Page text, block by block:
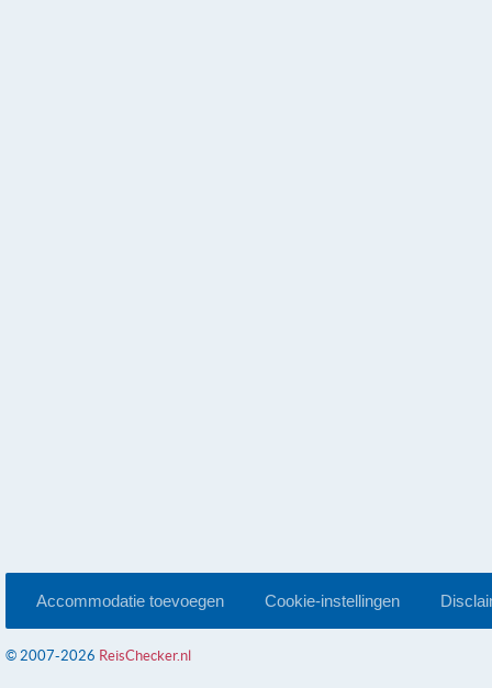
Accommodatie toevoegen Cookie-instellingen
© 2007-2026 ReisChecker.nl